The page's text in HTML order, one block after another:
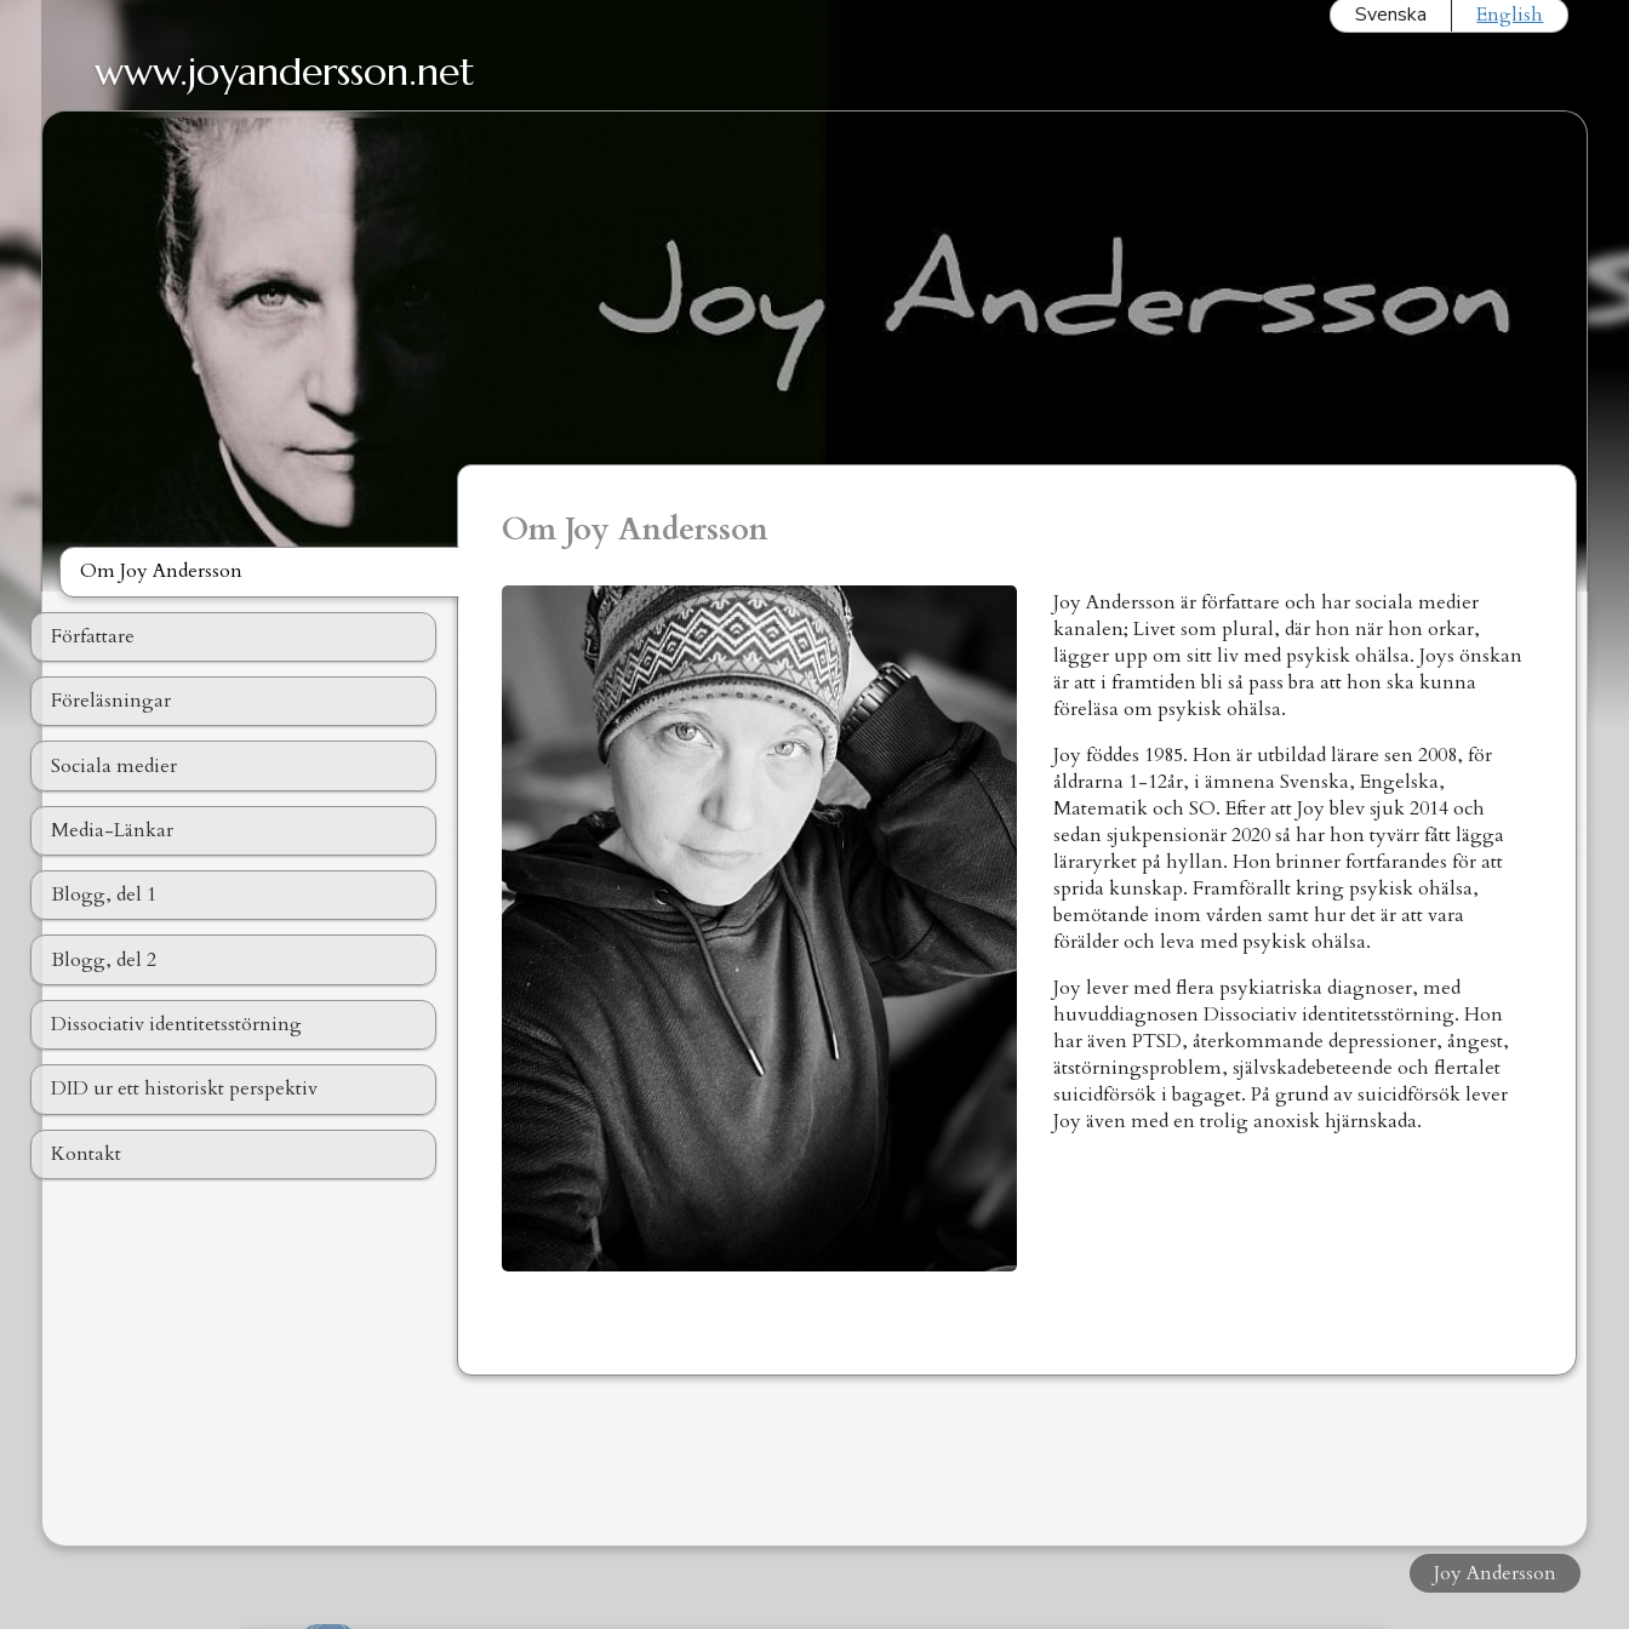
Svenska English
www.joyandersson.net
Om Joy Andersson
Författare
Föreläsningar
Sociala medier
Media-Länkar
Blogg, del 1
Blogg, del 2
Dissociativ identitetsstörning
DID ur ett historiskt perspektiv
Kontakt
Om Joy Andersson
Joy Andersson är författare och har sociala medier
kanalen; Livet som plural, där hon när hon orkar,
lägger upp om sitt liv med psykisk ohälsa. Joys önskan
är att i framtiden bli så pass bra att hon ska kunna
föreläsa om psykisk ohälsa.
Joy föddes 1985. Hon är utbildad lärare sen 2008, för
åldrarna 1-12år, i ämnena Svenska, Engelska,
Matematik och SO. Efter att Joy blev sjuk 2014 och
sedan sjukpensionär 2020 så har hon tyvärr fått lägga
läraryrket på hyllan. Hon brinner fortfarandes för att
sprida kunskap. Framförallt kring psykisk ohälsa,
bemötande inom vården samt hur det är att vara
förälder och leva med psykisk ohälsa.
Joy lever med flera psykiatriska diagnoser, med
huvuddiagnosen Dissociativ identitetsstörning. Hon
har även PTSD, återkommande depressioner, ångest,
ätstörningsproblem, självskadebeteende och flertalet
suicidförsök i bagaget. På grund av suicidförsök lever
Joy även med en trolig anoxisk hjärnskada.
Joy Andersson